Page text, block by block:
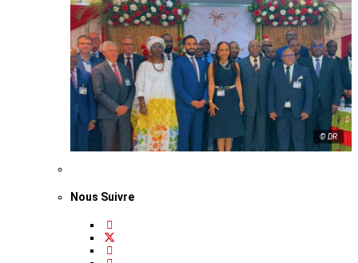
© DR
Nous Suivre